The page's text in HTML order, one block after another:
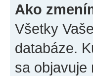
Ako
Všetky
databáze.
sa objavuje